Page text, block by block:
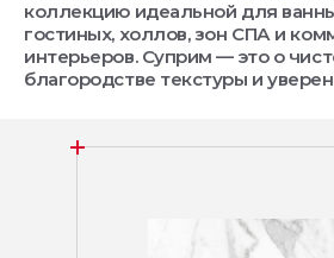
коллекцию идеальной для
гостиных, холлов, зон СПА и
интерьеров. Суприм — это о
благородстве текстуры и